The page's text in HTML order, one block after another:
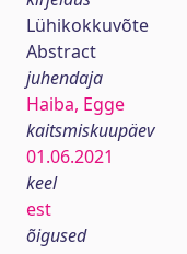
Lühikokkuvõte
Abstract
juhendaja
Haiba, Egge
kaitsmiskuupäev
01.06.2021
keel
est
õigused